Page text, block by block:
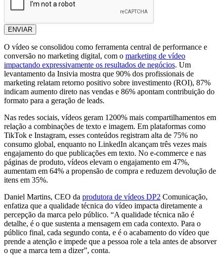
ENVIAR
O vídeo se consolidou como ferramenta central de performance e
conversão no marketing digital, com o marketing de vídeo
impactando expressivamente os resultados de negócios. Um
levantamento da Insivia mostra que 90% dos profissionais de
marketing relatam retorno positivo sobre investimento (ROI), 87%
indicam aumento direto nas vendas e 86% apontam contribuição do
formato para a geração de leads.
Nas redes sociais, vídeos geram 1200% mais compartilhamentos em
relação a combinações de texto e imagem. Em plataformas como
TikTok e Instagram, esses conteúdos registram alta de 75% no
consumo global, enquanto no LinkedIn alcançam três vezes mais
engajamento do que publicações em texto. No e-commerce e nas
páginas de produto, vídeos elevam o engajamento em 47%,
aumentam em 64% a propensão de compra e reduzem devolução de
itens em 35%.
Daniel Martins, CEO da produtora de vídeos DP2 Comunicação,
enfatiza que a qualidade técnica do vídeo impacta diretamente a
percepção da marca pelo público. “A qualidade técnica não é
detalhe, é o que sustenta a mensagem em cada contexto. Para o
público final, cada segundo conta, e é o acabamento do vídeo que
prende a atenção e impede que a pessoa role a tela antes de absorver
o que a marca tem a dizer”, conta.